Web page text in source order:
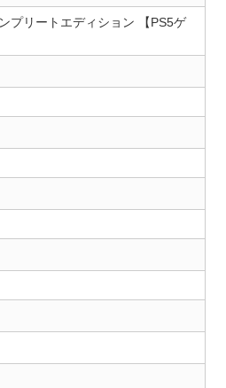
プリートエディション 【PS5ゲ